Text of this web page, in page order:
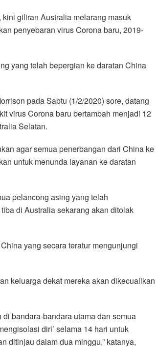
giliran Australia melarang masuk
penyebaran virus Corona baru, 2019-
yang telah bepergian ke daratan China
pada Sabtu (1/2/2020) sore, datang
virus Corona baru bertambah menjadi 12
Selatan.
agar semua penerbangan dari China ke
untuk menunda layanan ke daratan
pelancong asing yang telah
di Australia sekarang akan ditolak
yang secara teratur mengunjungi
keluarga dekat mereka akan dikecualikan
bandara-bandara utama dan semua
diri’ selama 14 hari untuk
ditinjau dalam dua minggu,” katanya,